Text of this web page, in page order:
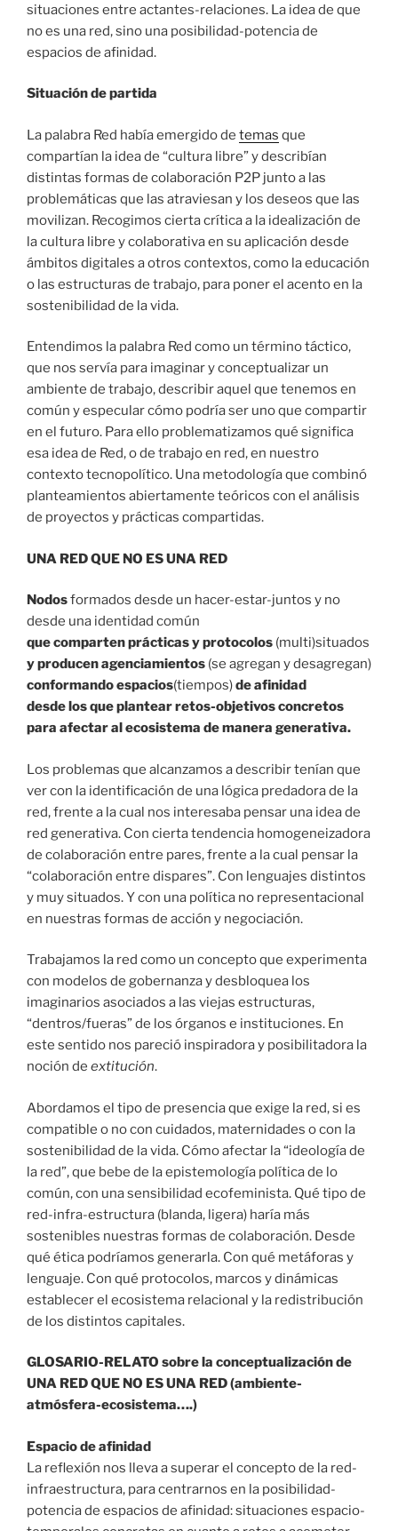
situaciones entre actantes-relaciones. La idea de que
no es una red, sino una posibilidad-potencia de
espacios de afinidad.
Situación de partida
La palabra Red había emergido de temas que
compartían la idea de “cultura libre” y describían
distintas formas de colaboración P2P junto a las
problemáticas que las atraviesan y los deseos que las
movilizan. Recogimos cierta crítica a la idealización de
la cultura libre y colaborativa en su aplicación desde
ámbitos digitales a otros contextos, como la educación
o las estructuras de trabajo, para poner el acento en la
sostenibilidad de la vida.
Entendimos la palabra Red como un término táctico,
que nos servía para imaginar y conceptualizar un
ambiente de trabajo, describir aquel que tenemos en
común y especular cómo podría ser uno que compartir
en el futuro. Para ello problematizamos qué significa
esa idea de Red, o de trabajo en red, en nuestro
contexto tecnopolítico. Una metodología que combinó
planteamientos abiertamente teóricos con el análisis
de proyectos y prácticas compartidas.
UNA RED QUE NO ES UNA RED
Nodosformados desde un hacer-estar-juntos y no
desde una identidad común
que comparten prácticas y protocolos (multi)situados
y producen agenciamientos (se agregan y desagregan)
conformando espacios(tiempos)de afinidad
desde los que plantear retos-objetivos concretos
para afectar al ecosistema de manera generativa.
Los problemas que alcanzamos a describir tenían que
ver con la identificación de una lógica predadora de la
red, frente a la cual nos interesaba pensar una idea de
red generativa. Con cierta tendencia homogeneizadora
de colaboración entre pares, frente a la cual pensar la
“colaboración entre dispares”. Con lenguajes distintos
y muy situados. Y con una política no representacional
en nuestras formas de acción y negociación.
Trabajamos la red como un concepto que experimenta
con modelos de gobernanza y desbloquea los
imaginarios asociados a las viejas estructuras,
“dentros/fueras” de los órganos e instituciones. En
este sentido nos pareció inspiradora y posibilitadora la
noción de extitución.
Abordamos el tipo de presencia que exige la red, si es
compatible o no con cuidados, maternidades o con la
sostenibilidad de la vida. Cómo afectar la “ideología de
la red”, que bebe de la epistemología política de lo
común, con una sensibilidad ecofeminista. Qué tipo de
red-infra-estructura (blanda, ligera) haría más
sostenibles nuestras formas de colaboración. Desde
qué ética podríamos generarla. Con qué metáforas y
lenguaje. Con qué protocolos, marcos y dinámicas
establecer el ecosistema relacional y la redistribución
de los distintos capitales.
GLOSARIO-RELATO sobre la conceptualización de
UNA RED QUE NO ES UNA RED (ambiente-
atmósfera-ecosistema….)
Espacio de afinidad
La reflexión nos lleva a superar el concepto de la red-
infraestructura, para centrarnos en la posibilidad-
potencia de espacios de afinidad: situaciones espacio-